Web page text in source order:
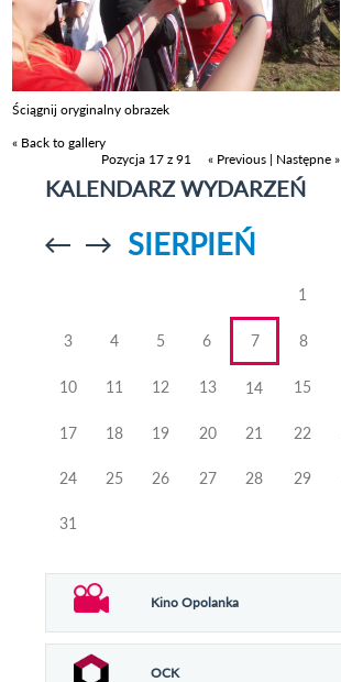
Ściągnij oryginalny obrazek
« Back to gallery
Pozycja 17 z 91
« Previous | Następne »
KALENDARZ WYDARZEŃ
Przejdź doPrzejdź do
SIERPIEŃ
1
3 4 5 6 7 8
10 11 12 13 14 15
17 18 19 20 21 22
24 25 26 27 28 29
31
Kino Opolanka
OCK